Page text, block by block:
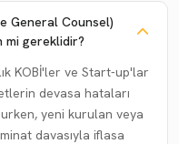
General Counsel)
mi gereklidir?
KOBİ'ler ve Start-up'lar
devasa hataları
yeni kurulan veya
davasıyla iflasa